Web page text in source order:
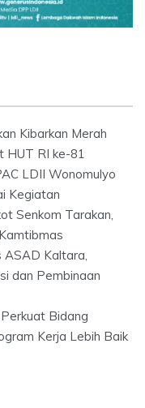
Kibarkan Merah
HUT RI ke-81
LDII Wonomulyo
Kegiatan
Senkom Tarakan,
ASAD Kaltara,
dan Pembinaan
Bidang
Kerja Lebih Baik